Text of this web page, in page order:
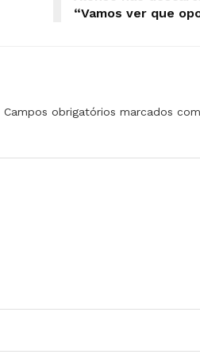
“Vamos ver que
Campos obrigatórios marcados com